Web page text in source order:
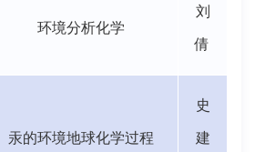
环境分析化学
刘
倩
汞的环境地球化学过程
史
建